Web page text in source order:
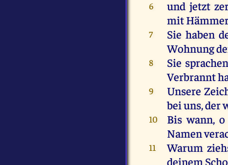
6 und jetzt
mit
7 Sie haben
Wohnung
8 Sie sprachen
Verbrannt
9 Unsere
bei uns,der
10 Bis wann, o
Namen
11 Warum
deinem